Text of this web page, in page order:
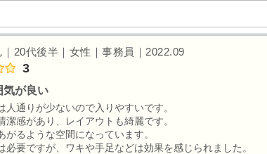
｜20代後半｜女性｜事務員｜2022.09
3
気が良い
人通りが少ないので入りやすいです。
潔感があり、レイアウトも綺麗です。
がるような空間になっています。
必要ですが、ワキや手足などは効果を感じられました。